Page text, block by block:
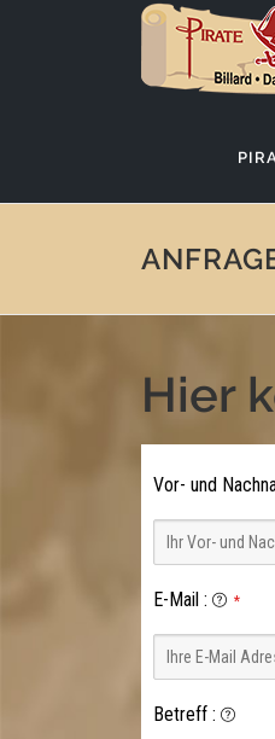
Hier
Vor- und
E-Mail : *
Betreff :